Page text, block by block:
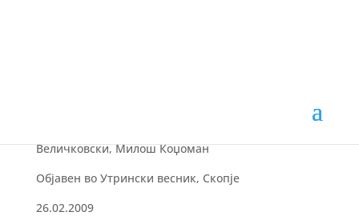
Величковски, Милош Коџоман
Објавен во Утрински весник, Скопје
26.02.2009